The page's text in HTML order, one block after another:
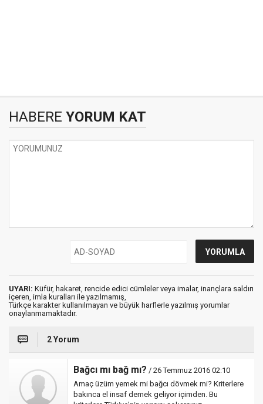
HABERE YORUM KAT
UYARI: Küfür, hakaret, rencide edici cümleler veya imalar, inançlara saldırı
içeren, imla kuralları ile yazılmamış,
Türkçe karakter kullanılmayan ve büyük harflerle yazılmış yorumlar
onaylanmamaktadır.
2 Yorum
Bağcı mı bağ mı? / 26 Temmuz 2016 02:10
Amaç üzüm yemek mi bağcı dövmek mi? Kriterlere
bakınca el insaf demek geliyor içimden. Bu